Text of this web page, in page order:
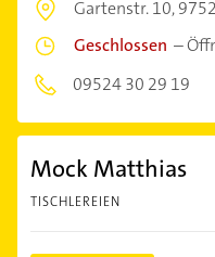
Gartenstr. 10,
Geschlossen –
09524 30 29 19
Mock Matthias
TISCHLEREIEN